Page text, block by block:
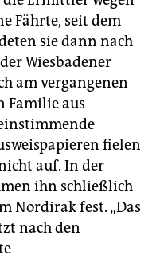
Fährte, seit dem
sie dann nach
Wiesbadener
am vergangenen
Familie aus
fielen
auf. In der
ihn schließlich
Nordirak fest. „Das
nach den